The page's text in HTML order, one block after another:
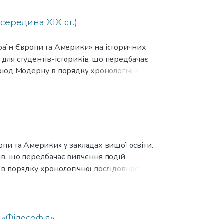
ХІХ ст.)
Європи та Америки» на історичних
студентів-істориків, що передбачає
Модерну в порядку хронологічної
підготовки студентів.
та Америки» у закладах вищої освіти.
що передбачає вивчення подій
хронологічної послідовності та з
як в рамках освітнього процесу, так і